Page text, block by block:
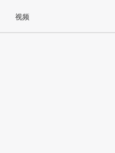
视频